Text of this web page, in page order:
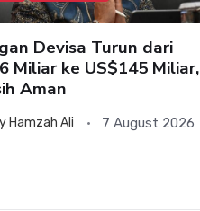
Devisa Turun dari
Miliar ke US$145 Miliar,
Aman
Hamzah Ali 7 August 2026